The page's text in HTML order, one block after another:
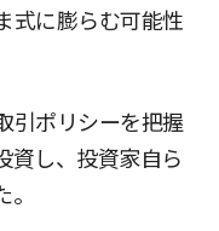
式に膨らむ可能性
引ポリシーを把握
資し、投資家自ら